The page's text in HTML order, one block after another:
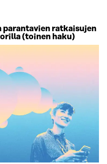
parantavien ratkaisujen
(toinen haku)